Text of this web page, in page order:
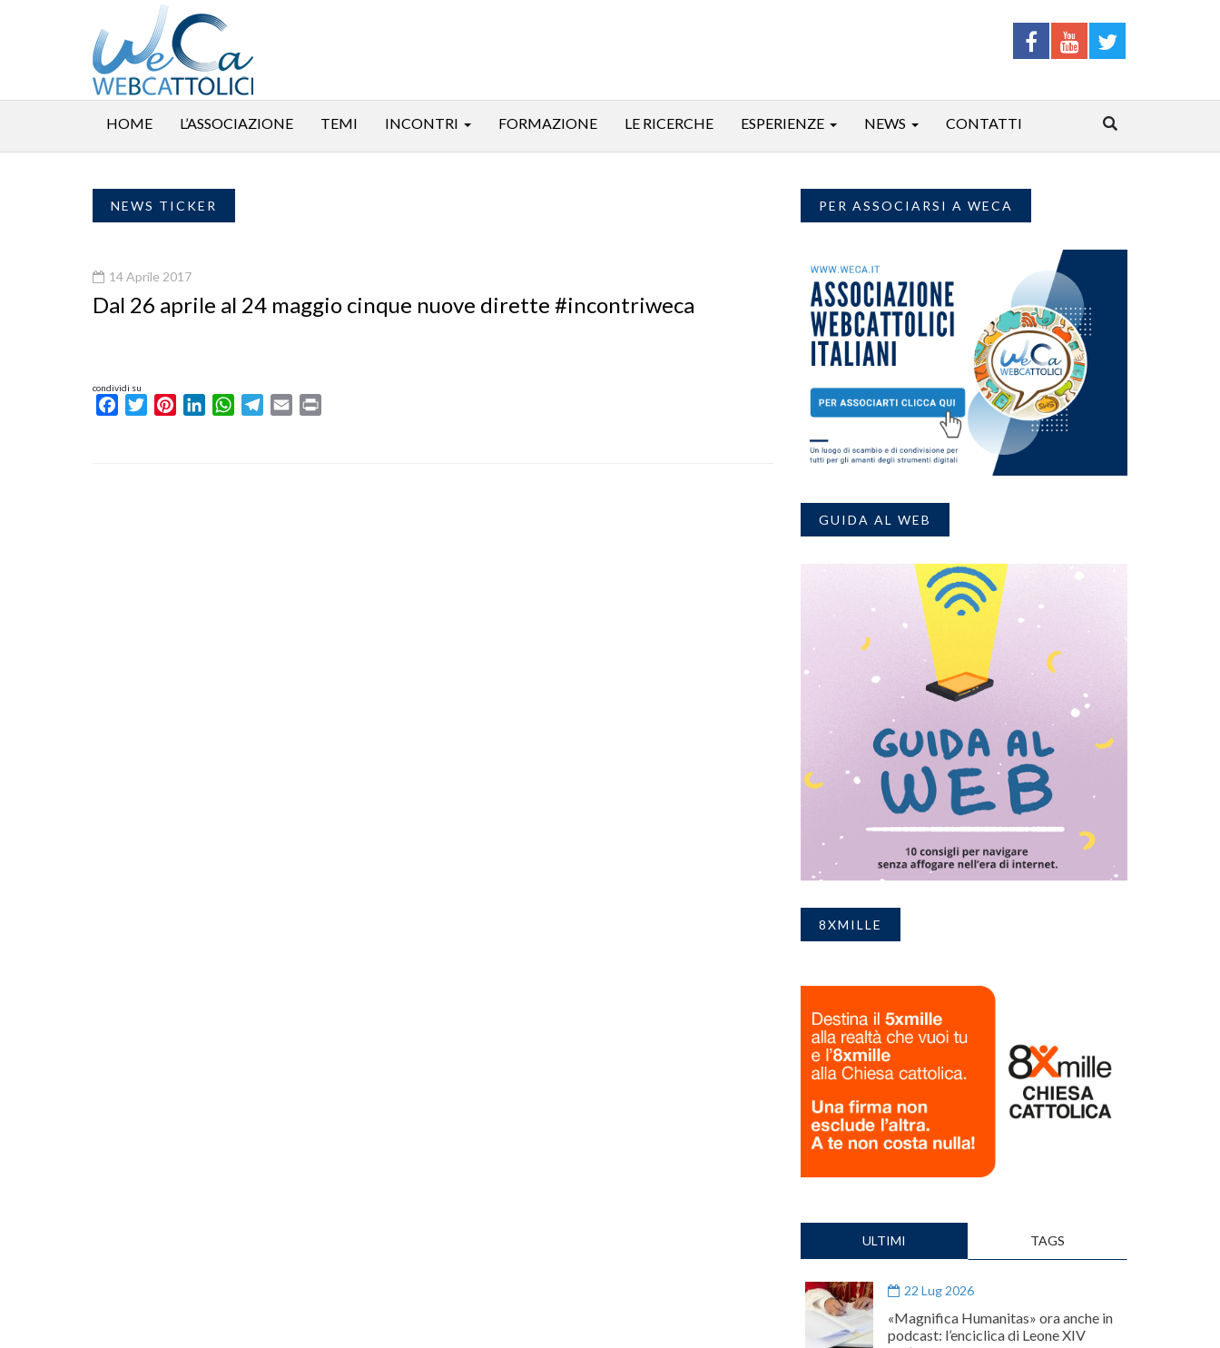
HOME L’ASSOCIAZIONE TEMI INCONTRI FORMAZIONE LE RICERCHE ESPERIENZE NEWS CONTATTI
NEWS TICKER
14 Aprile 2017
Dal 26 aprile al 24 maggio cinque nuove dirette #incontriweca
condividi su
FacebookTwitterPinterestLinkedInWhatsAppTelegram
Email
PER ASSOCIARSI A WECA
GUIDA AL WEB
8XMILLE
ULTIMI TAGS
22 Lug 2026
«Magnifica Humanitas» ora anche in
podcast: l’enciclica di Leone XIV